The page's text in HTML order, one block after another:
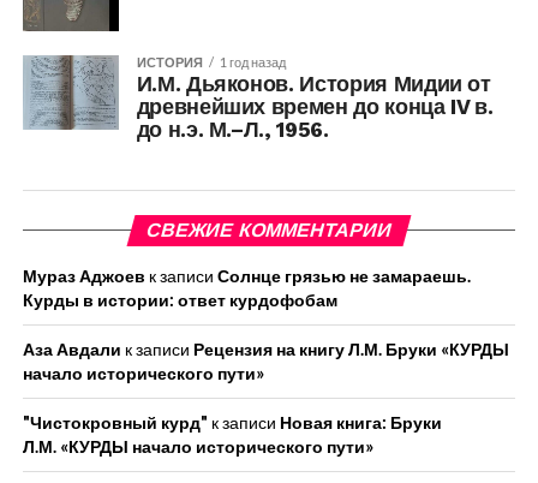
ИСТОРИЯ 1 год назад
И.М. Дьяконов. История Мидии от
древнейших времен до конца IV в.
до н.э. М.–Л., 1956.
СВЕЖИЕ КОММЕНТАРИИ
Мураз Аджоев к записи Солнце грязью не замараешь.
Курды в истории: ответ курдофобам
Аза Авдали к записи Рецензия на книгу Л.М. Бруки «КУРДЫ
начало исторического пути»
"Чистокровный курд" к записи Новая книга: Бруки
Л.М. «КУРДЫ начало исторического пути»